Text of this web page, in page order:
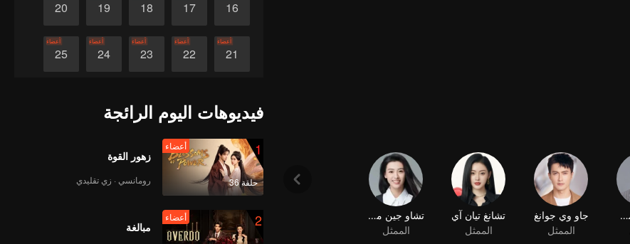
16
17
18
19
20
21
أعضاء
22
أعضاء
23
أعضاء
24
أعضاء
25
أعضاء
هو جون (ممثل)
جاو وي جوانغ
الممثل
تشانغ تيان آي
الممثل
تشاو جين ماي
الممثل
فيديوهات اليوم الرائجة
1
حلقة 36
أعضاء
زهور القوة
رومانسي · زي تقليدي
2 أعضاء
مبالغة